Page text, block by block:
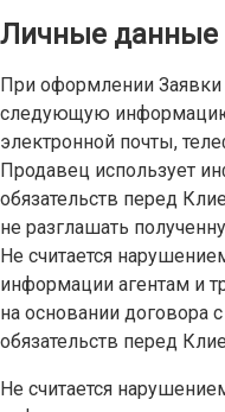
Личные данные
При оформлении Заявки
следующую
электронной почты,
Продавец использует
обязательств перед
не разглашать
Не считается
информации агентам и
на основании договора
обязательств перед
Не считается